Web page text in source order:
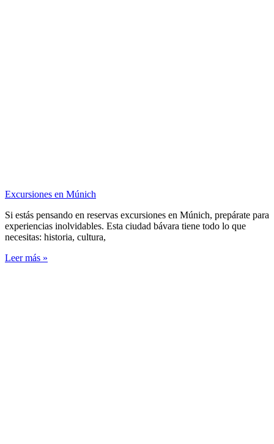
Excursiones en Múnich
Si estás pensando en reservas excursiones en Múnich, prepárate para
experiencias inolvidables. Esta ciudad bávara tiene todo lo que
necesitas: historia, cultura,
Leer más »